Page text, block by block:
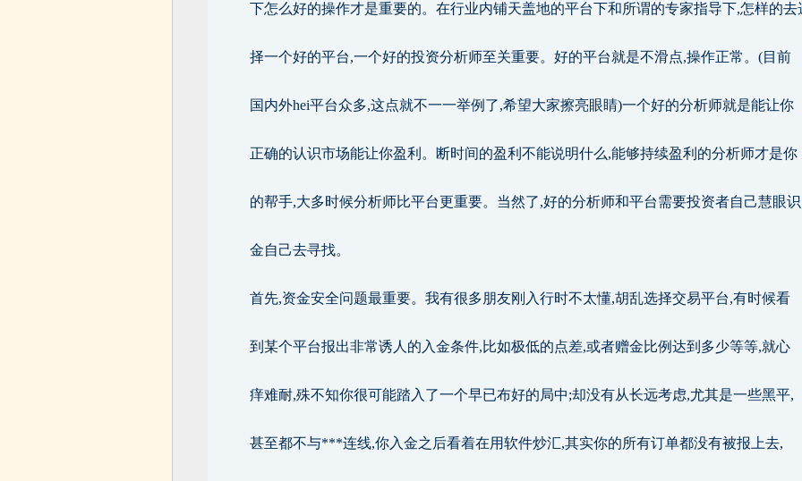
下怎么好的操作才是重要的。在行业内铺天盖地的平台下和所谓的专家指导下,怎样的去
择一个好的平台,一个好的投资分析师至关重要。好的平台就是不滑点,操作正常。(目前
国内外hei平台众多,这点就不一一举例了,希望大家擦亮眼睛)一个好的分析师就是能让你
正确的认识市场能让你盈利。断时间的盈利不能说明什么,能够持续盈利的分析师才是你
的帮手,大多时候分析师比平台更重要。当然了,好的分析师和平台需要投资者自己慧眼识
金自己去寻找。
首先,资金安全问题最重要。我有很多朋友刚入行时不太懂,胡乱选择交易平台,有时候看
到某个平台报出非常诱人的入金条件,比如极低的点差,或者赠金比例达到多少等等,就心
痒难耐,殊不知你很可能踏入了一个早已布好的局中;却没有从长远考虑,尤其是一些黑平,
甚至都不与***连线,你入金之后看着在用软件炒汇,其实你的所有订单都没有被报上去,